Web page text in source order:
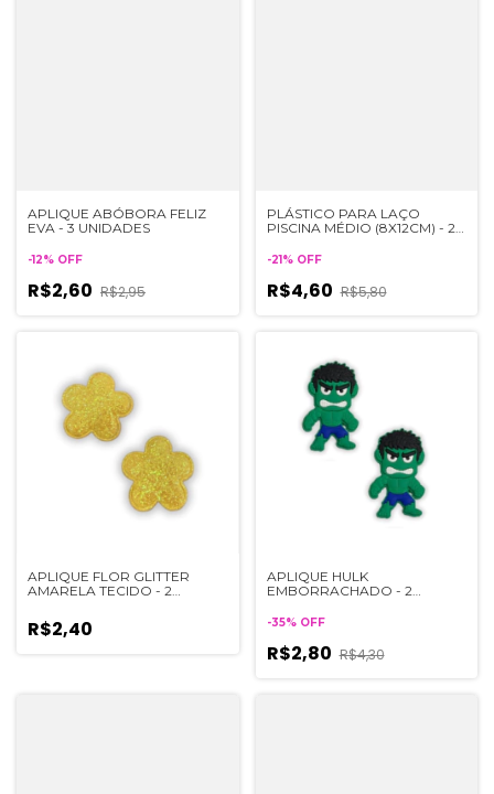
APLIQUE ABÓBORA FELIZ
EVA - 3 UNIDADES
-12% OFF
R$2,60 R$2,95
PLÁSTICO PARA LAÇO
PISCINA MÉDIO (8X12CM) - 2
-21% OFF
R$4,60 R$5,80
APLIQUE FLOR GLITTER
AMARELA TECIDO - 2
R$2,40
APLIQUE HULK
EMBORRACHADO - 2
-35% OFF
R$2,80 R$4,30